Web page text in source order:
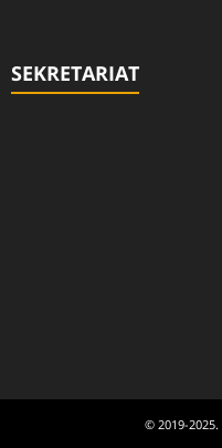
SEKRETARIAT
© 2019-